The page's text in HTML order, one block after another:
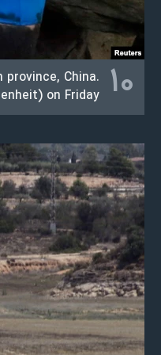
۱۰
China.
on Friday.